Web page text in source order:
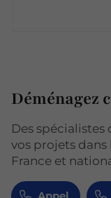
Déménagez
Des
vos projets dans
France et